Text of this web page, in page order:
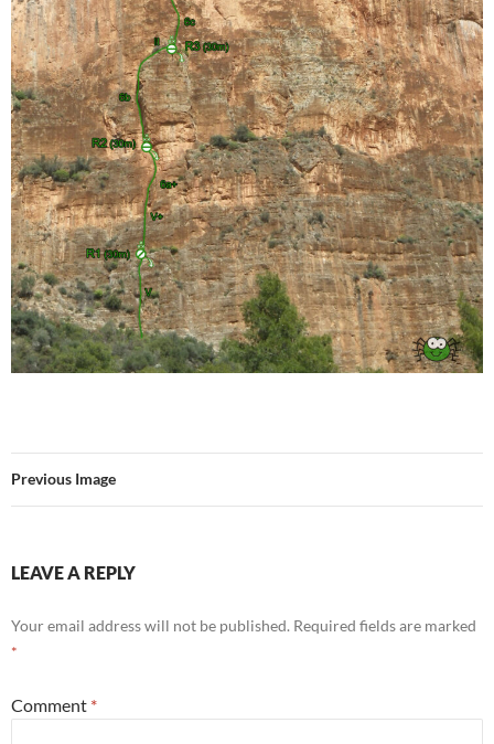
Previous Image
LEAVE A REPLY
Your email address will not be published. Required fields are marked
*
Comment *